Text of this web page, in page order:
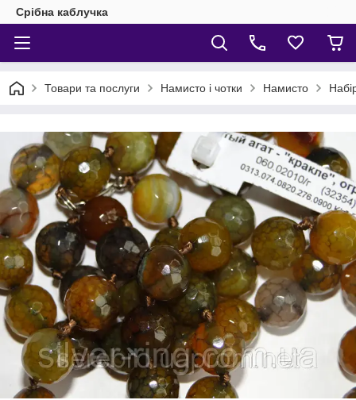
Срібна каблучка
Товари та послуги Намисто і чотки Намисто